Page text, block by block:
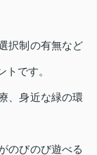
択制の有無など
です。
、身近な緑の環
のびのび遊べる